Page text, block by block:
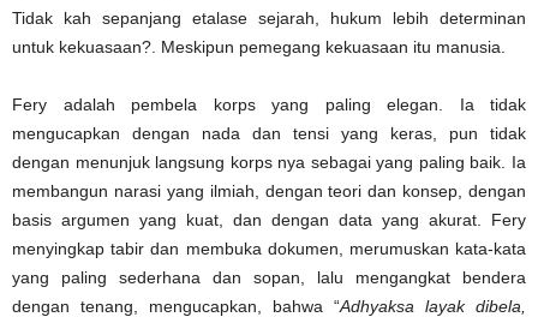
Tidak kah sepanjang etalase sejarah, hukum lebih determinan
untuk kekuasaan?. Meskipun pemegang kekuasaan itu manusia.
Fery adalah pembela korps yang paling elegan. Ia tidak
mengucapkan dengan nada dan tensi yang keras, pun tidak
dengan menunjuk langsung korps nya sebagai yang paling baik. Ia
membangun narasi yang ilmiah, dengan teori dan konsep, dengan
basis argumen yang kuat, dan dengan data yang akurat. Fery
menyingkap tabir dan membuka dokumen, merumuskan kata-kata
yang paling sederhana dan sopan, lalu mengangkat bendera
dengan tenang, mengucapkan, bahwa “Adhyaksa layak dibela,